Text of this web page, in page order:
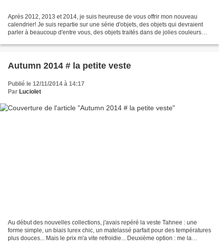
Après 2012, 2013 et 2014, je suis heureuse de vous offrir mon nouveau
calendrier! Je suis repartie sur une série d'objets, des objets qui devraient
parler à beaucoup d'entre vous, des objets traités dans de jolies couleurs
Autumn 2014 # la petite veste
Publié le 12/11/2014 à 14:17
Par Luciolet
Au début des nouvelles collections, j'avais repéré la veste Tahnee : une
forme simple, un biais lurex chic, un matelassé parfait pour des températures
plus douces... Mais le prix m'a vite refroidie... Deuxième option : me la